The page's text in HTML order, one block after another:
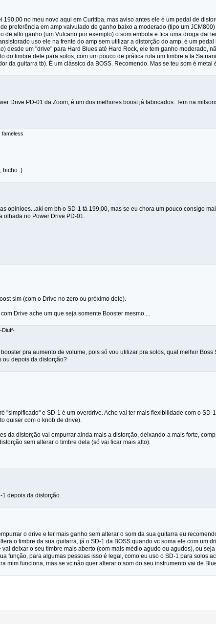
190,00 no meu novo aqui em Curitiba, mas aviso antes ele é um pedal de
de preferência em amp valvulado de ganho baixo a moderado (tipo um
de alto ganho (um Vulcano por exemplo) o som embola e fica uma droga dai
uso ele na frente do amp sem utilizar a distorção do amp, é um
desde um "drive" para Hard Blues até Hard Rock, ele tem ganho moderado,
do timbre dele para solos, com um pouco de prática rola um timbre a la
da guitarra tb). É um clássico da BOSS. Recomendo. Mas se teu som é
Drive PD-01 da Zoom, é um dos melhores boost já fabricados. Tem na
fameless
bicho :)
opinioes...aki em bh o SD-1 tá 199,00, mas se eu chora um pouco consigo
olhada no Power Drive PD-01.
sim (com o Drive no zero ou próximo dele).
Drive ache um que seja somente Booster mesmo....
Diuff-
pra aumento de volume, pois só vou utilizar pra solos, qual melhor
ou depois da distorção?
"simpificado" e SD-1 é um overdrive. Acho vai ter mais flexibilidade com o
quiser com o knob de drive).
da distorção vai empurrar ainda mais a distorção, deixando-a mais forte,
sem alterar o timbre dela (só vai ficar mais alto).
1 depois da distorção.
o drive e ter mais ganho sem alterar o som da sua guitarra eu
o timbre da sua guitarra, já o SD-1 da BOSS quando vc soma ele com um
deixar o seu timbre mais aberto (com mais médio agudo ou agudos), ou
função, para algumas pessoas isso é legal, como eu uso o SD-1 para solos
mim funciona, mas se vc não quer alterar o som do seu instrumento vai de